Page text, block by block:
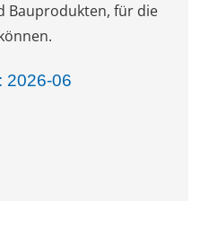
Bauprodukten, für die
2026-06